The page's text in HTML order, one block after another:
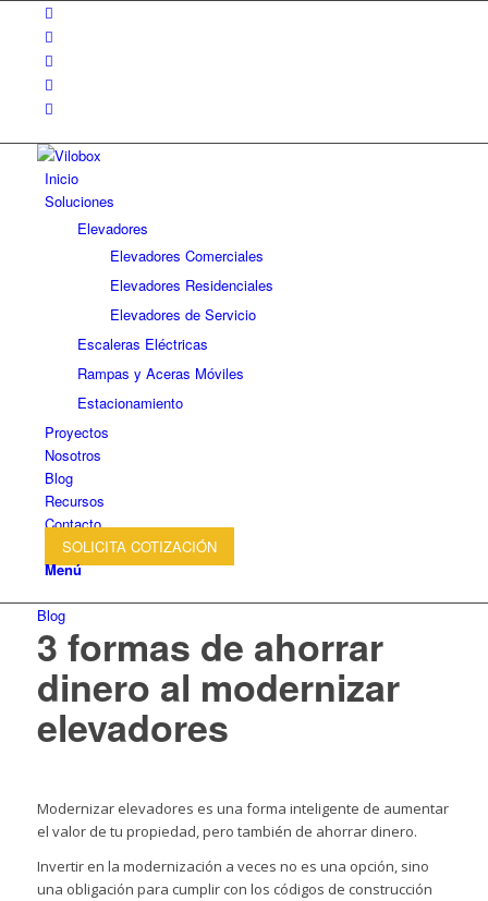
Inicio
Soluciones
Elevadores
Elevadores Comerciales
Elevadores Residenciales
Elevadores de Servicio
Escaleras Eléctricas
Rampas y Aceras Móviles
Estacionamiento
Proyectos
Nosotros
Blog
Recursos
Contacto
SOLICITA COTIZACIÓN
Menú
Blog
3 formas de ahorrar
dinero al modernizar
elevadores
Modernizar elevadores es una forma inteligente de aumentar
el valor de tu propiedad, pero también de ahorrar dinero.
Invertir en la modernización a veces no es una opción, sino
una obligación para cumplir con los códigos de construcción